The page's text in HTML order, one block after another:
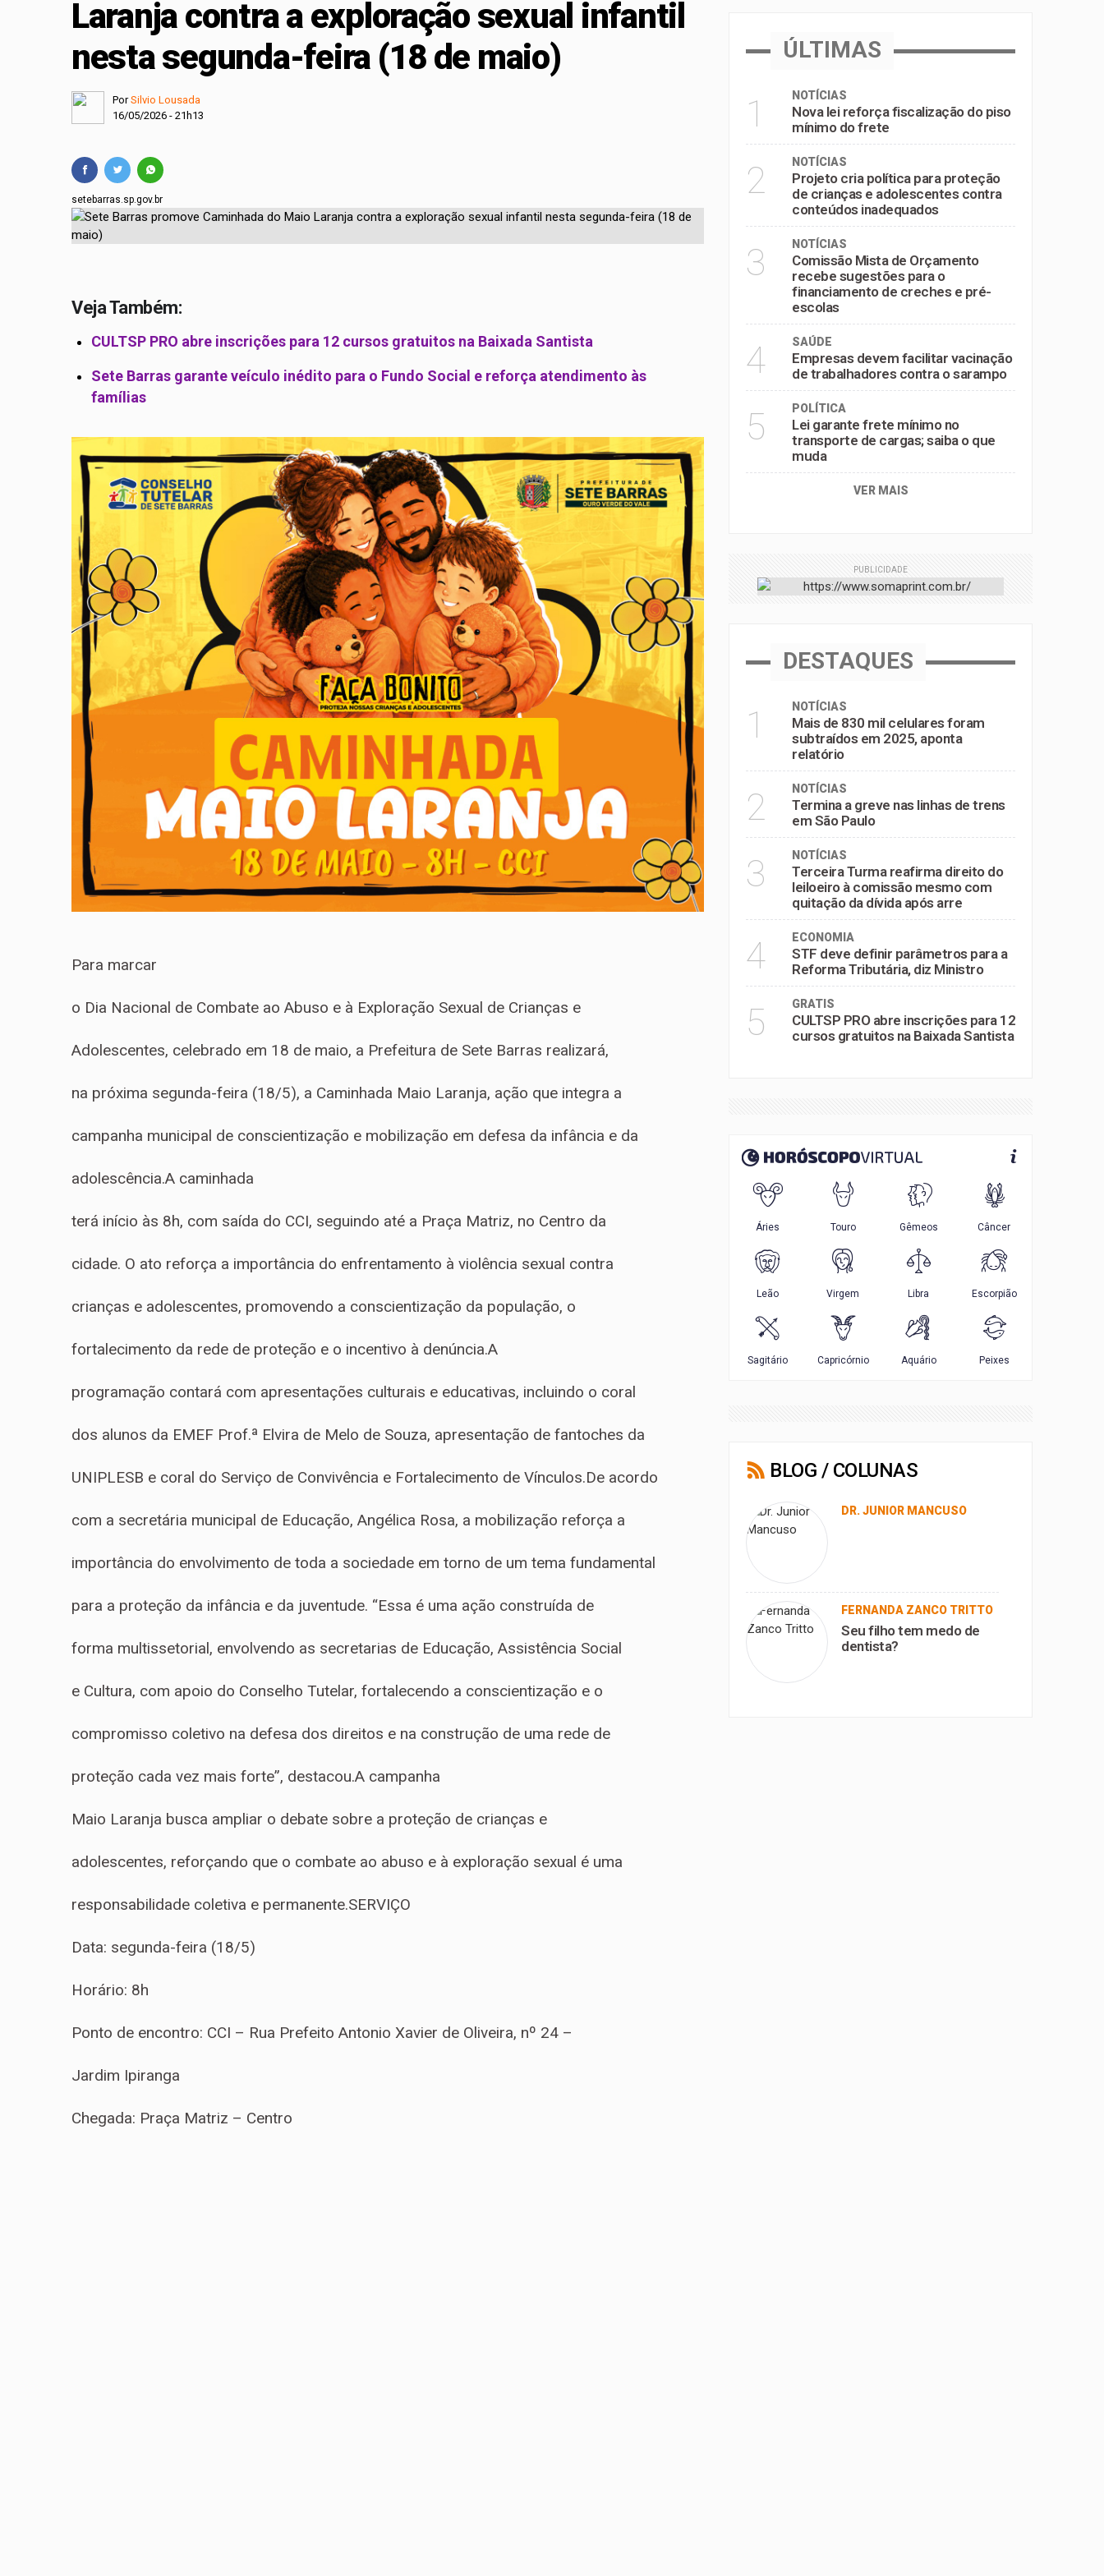
Projeto cria política para proteção de crianças e adolescentes contra conteúdos inadequados
Comissão Mista de Orçamento recebe sugestões para o financiamento de creches e pré-escolas
Laranja contra a exploração sexual infantil
nesta segunda-feira (18 de maio)
PorSilvio Lousada
16/05/2026 - 21h13
setebarras.sp.gov.br
Veja Também:
CULTSP PRO abre inscrições para 12 cursos gratuitos na Baixada Santista
Sete Barras garante veículo inédito para o Fundo Social e reforça atendimento às
famílias
Para marcar
o Dia Nacional de Combate ao Abuso e à Exploração Sexual de Crianças e
Adolescentes, celebrado em 18 de maio, a Prefeitura de Sete Barras realizará,
na próxima segunda-feira (18/5), a Caminhada Maio Laranja, ação que integra a
campanha municipal de conscientização e mobilização em defesa da infância e da
adolescência.A caminhada
terá início às 8h, com saída do CCI, seguindo até a Praça Matriz, no Centro da
cidade. O ato reforça a importância do enfrentamento à violência sexual contra
crianças e adolescentes, promovendo a conscientização da população, o
fortalecimento da rede de proteção e o incentivo à denúncia.A
programação contará com apresentações culturais e educativas, incluindo o coral
dos alunos da EMEF Prof.ª Elvira de Melo de Souza, apresentação de fantoches da
UNIPLESB e coral do Serviço de Convivência e Fortalecimento de Vínculos.De acordo
com a secretária municipal de Educação, Angélica Rosa, a mobilização reforça a
importância do envolvimento de toda a sociedade em torno de um tema fundamental
para a proteção da infância e da juventude. “Essa é uma ação construída de
forma multissetorial, envolvendo as secretarias de Educação, Assistência Social
e Cultura, com apoio do Conselho Tutelar, fortalecendo a conscientização e o
compromisso coletivo na defesa dos direitos e na construção de uma rede de
proteção cada vez mais forte”, destacou.A campanha
Maio Laranja busca ampliar o debate sobre a proteção de crianças e
adolescentes, reforçando que o combate ao abuso e à exploração sexual é uma
responsabilidade coletiva e permanente.SERVIÇO
Data: segunda-feira (18/5)
Horário: 8h
Ponto de encontro: CCI – Rua Prefeito Antonio Xavier de Oliveira, nº 24 –
Jardim Ipiranga
Chegada: Praça Matriz – Centro
ÚLTIMAS
1 NOTÍCIAS
Nova lei reforça fiscalização do piso
mínimo do frete
2 NOTÍCIAS
Projeto cria política para proteção
de crianças e adolescentes contra
conteúdos inadequados
3 NOTÍCIAS
Comissão Mista de Orçamento
recebe sugestões para o
financiamento de creches e pré-
escolas
4 SAÚDE
Empresas devem facilitar vacinação
de trabalhadores contra o sarampo
5 POLÍTICA
Lei garante frete mínimo no
transporte de cargas; saiba o que
muda
VER MAIS
PUBLICIDADE
DESTAQUES
1 NOTÍCIAS
Mais de 830 mil celulares foram
subtraídos em 2025, aponta
relatório
2 NOTÍCIAS
Termina a greve nas linhas de trens
em São Paulo
3 NOTÍCIAS
Terceira Turma reafirma direito do
leiloeiro à comissão mesmo com
quitação da dívida após arre
4 ECONOMIA
STF deve definir parâmetros para a
Reforma Tributária, diz Ministro
5 GRATIS
CULTSP PRO abre inscrições para 12
cursos gratuitos na Baixada Santista
BLOG / COLUNAS
DR. JUNIOR MANCUSO
FERNANDA ZANCO TRITTO
Seu filho tem medo de
dentista?